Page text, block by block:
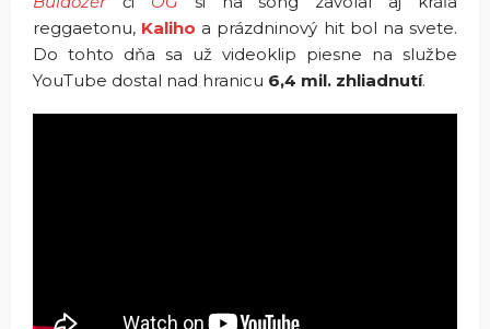
reggaetonu, Kaliho a prázdninový hit bol na svete.
Do tohto dňa sa už videoklip piesne na službe
YouTube dostal nad hranicu 6,4 mil. zhliadnutí.